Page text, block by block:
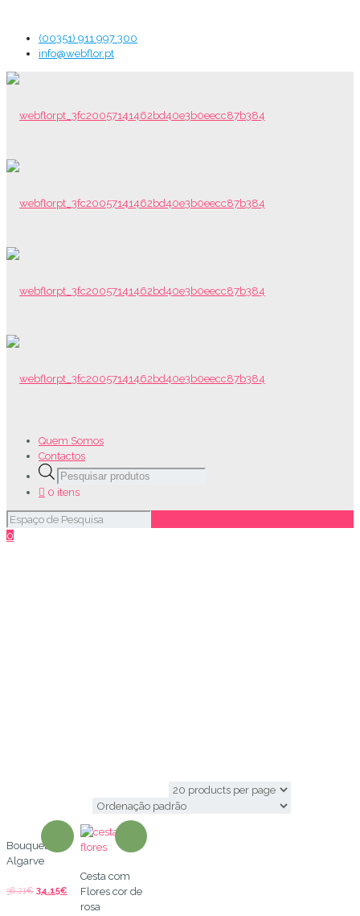
(00351) 911 997 300
info@webflor.pt
Quem Somos
Contactos
Products
search
0 itens
0
Bouquet
Algarve
38.21€ 34.15€
Cesta com
Flores cor de
rosa